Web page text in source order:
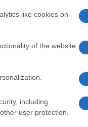
like cookies on
of the website
including
user protection.